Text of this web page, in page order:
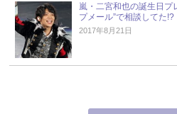
嵐・二宮和也の誕生日プ
プメール”で相談してた
2017年8月21日